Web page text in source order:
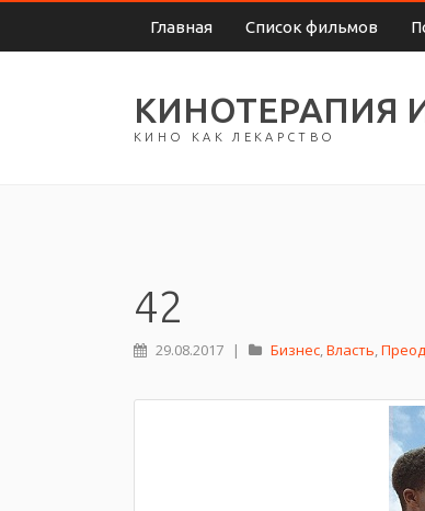
Главная Список фильмов
КИНОТЕРАПИЯ
КИНО КАК ЛЕКАРСТВО
42
29.08.2017 | Бизнес,Власть,